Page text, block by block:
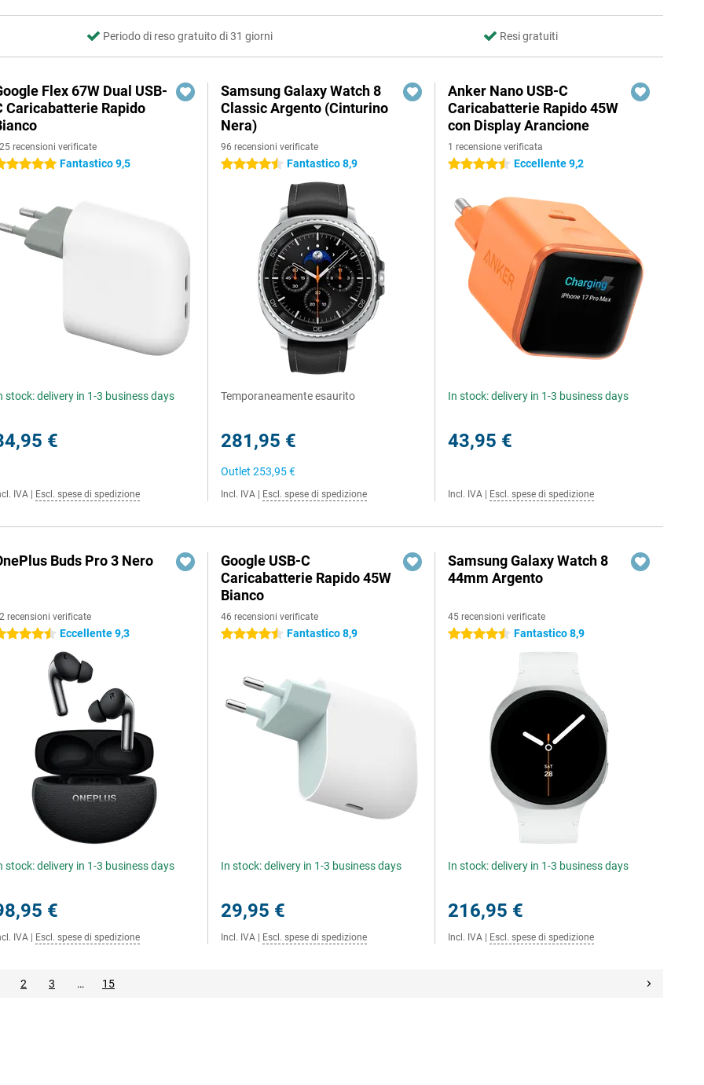
Periodo di reso gratuito di 31 giorni Resi gratuiti
Flex 67W Dual USB-
Caricabatterie Rapido
recensioni verificate
stelle Fantastico 9,5
stock: delivery in 1-3 business days
€
IVA Escl. spese di spedizione
Samsung Galaxy Watch 8
Classic Argento (Cinturino
Nera)
96 recensioni verificate
4.5 stelle Fantastico 8,9
Temporaneamente esaurito
281,95 €
Outlet253,95 €
Incl. IVA Escl. spese di spedizione
Anker Nano USB-C
Caricabatterie Rapido 45W
con Display Arancione
1 recensione verificata
4.5 stelle Eccellente 9,2
In stock: delivery in 1-3 business days
43,95 €
Incl. IVA Escl. spese di spedizione
Buds Pro 3 Nero
recensioni verificate
stelle Eccellente 9,3
stock: delivery in 1-3 business days
€
IVA Escl. spese di spedizione
Google USB-C
Caricabatterie Rapido 45W
Bianco
46 recensioni verificate
4.5 stelle Fantastico 8,9
In stock: delivery in 1-3 business days
29,95 €
Incl. IVA Escl. spese di spedizione
Samsung Galaxy Watch 8
44mm Argento
45 recensioni verificate
4.5 stelle Fantastico 8,9
In stock: delivery in 1-3 business days
216,95 €
Incl. IVA Escl. spese di spedizione
2 3 … 15